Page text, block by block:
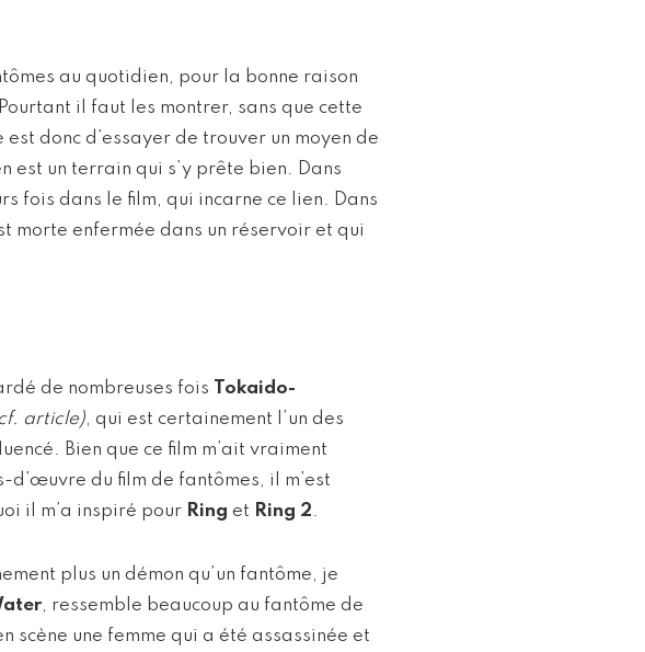
au quotidien, pour la bonne raison
il faut les montrer, sans que cette
donc d’essayer de trouver un moyen de
est un terrain qui s’y prête bien. Dans
fois dans le film, qui incarne ce lien. Dans
morte enfermée dans un réservoir et qui
de nombreuses fois
Tokaido-
cf. article), qui est certainement l’un des
Bien que ce film m’ait vraiment
d’œuvre du film de fantômes, il m’est
il m’a inspiré pour Ring et Ring 2.
plus un démon qu’un fantôme, je
, ressemble beaucoup au fantôme de
scène une femme qui a été assassinée et